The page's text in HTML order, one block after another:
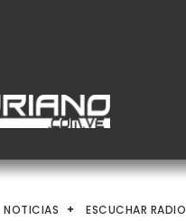
NOTICIAS ESCUCHAR RADIO